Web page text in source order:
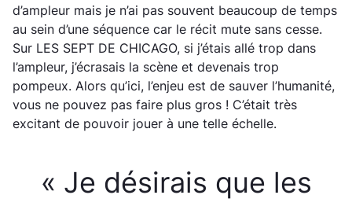
d’ampleur mais je n’ai pas souvent beaucoup de temps
au sein d’une séquence car le récit mute sans cesse.
Sur LES SEPT DE CHICAGO, si j’étais allé trop dans
l’ampleur, j’écrasais la scène et devenais trop
pompeux. Alors qu’ici, l’enjeu est de sauver l’humanité,
vous ne pouvez pas faire plus gros ! C’était très
excitant de pouvoir jouer à une telle échelle.
« Je désirais que les